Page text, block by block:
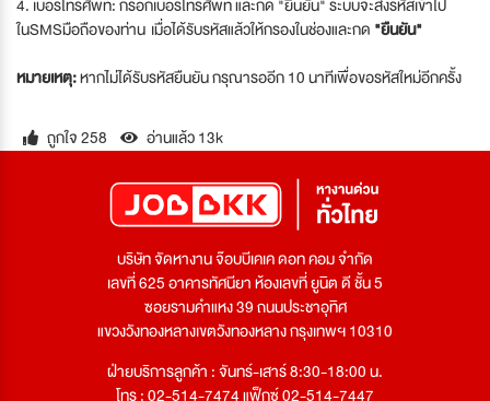
4. เบอร์โทรศัพท์: กรอกเบอร์โทรศัพท์ และกด "ยืนยัน" ระบบจะส่งรหัสเข้าไป
ในSMSมือถือของท่าน เมื่อได้รับรหัสแล้วให้กรองในช่องและกด "ยืนยัน"
หมายเหตุ:หากไม่ได้รับรหัสยืนยัน กรุณารออีก 10 นาทีเพื่อขอรหัสใหม่อีกครั้ง
ถูกใจ 258 อ่านแล้ว 13k
บริษัท จัดหางาน จ๊อบบีเคเค ดอท คอม จำกัด
เลขที่ 625 อาคารทัศนียา ห้องเลขที่ ยูนิต ดี ชั้น 5
ซอยรามคำแหง 39 ถนนประชาอุทิศ
แขวงวังทองหลางเขตวังทองหลาง กรุงเทพฯ 10310
ฝ่ายบริการลูกค้า : จันทร์-เสาร์ 8:30-18:00 น.
โทร : 02-514-7474 แฟ็กซ์ 02-514-7447